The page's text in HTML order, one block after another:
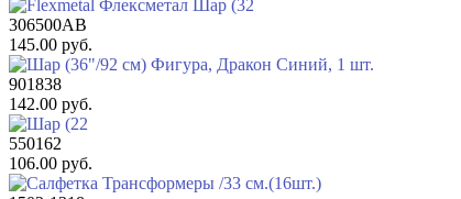
306500АВ
145.00 руб.
901838
142.00 руб.
550162
106.00 руб.